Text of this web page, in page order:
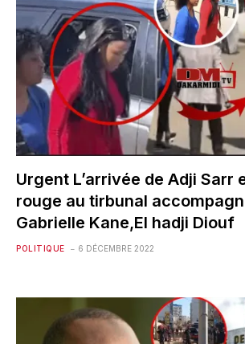
Urgent L’arrivée de Adji Sarr
rouge au tirbunal
Gabrielle Kane,El hadji Diouf
POLITIQUE 6 DÉCEMBRE 2022